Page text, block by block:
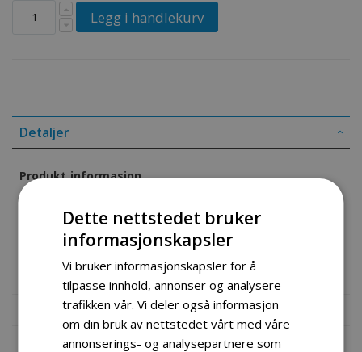
Legg i handlekurv
Detaljer
Produkt informasjon
Gummi hardhet 60/95 Hvit/blank
Mer informasjon
Produktomtaler
Dette nettstedet bruker
informasjonskapsler
Vi bruker informasjonskapsler for å
tilpasse innhold, annonser og analysere
trafikken vår. Vi deler også informasjon
om din bruk av nettstedet vårt med våre
annonserings- og analysepartnere som